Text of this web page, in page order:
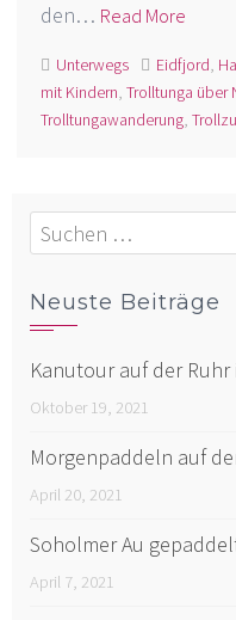
den… Read More
Unterwegs Eidfjord,
mit Kindern,Trolltunga über
Trolltungawanderung,
Suchen
nach:
Neuste Beiträge
Kanutour auf der
Oktober 19, 2021
Morgenpaddeln auf
April 20, 2021
Soholmer Au
April 7, 2021